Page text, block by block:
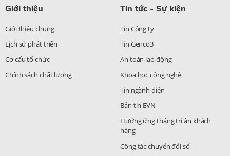
Giới thiệu
Giới thiệu chung
Lịch sử phát triển
Cơ cấu tổ chức
Chính sách chất lượng
Tin tức - Sự kiện
Tin Công ty
Tin Genco3
An toàn lao động
Khoa học công nghệ
Tin ngành điện
Bản tin EVN
Hưởng ứng tháng tri ân khách
hàng
Công tác chuyển đổi số